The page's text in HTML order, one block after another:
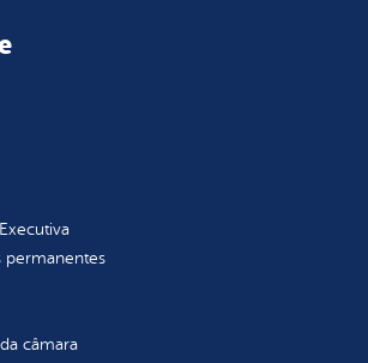
permanentes
câmara